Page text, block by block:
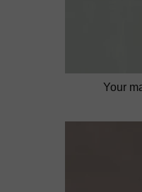
Your